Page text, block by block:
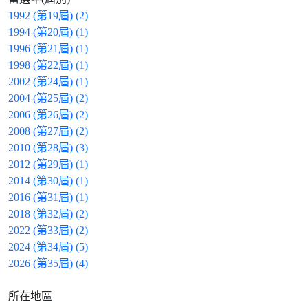
1992 (第19屆) (2)
1994 (第20屆) (1)
1996 (第21屆) (1)
1998 (第22屆) (1)
2002 (第24屆) (1)
2004 (第25屆) (2)
2006 (第26屆) (2)
2008 (第27屆) (2)
2010 (第28屆) (3)
2012 (第29屆) (1)
2014 (第30屆) (1)
2016 (第31屆) (1)
2018 (第32屆) (2)
2022 (第33屆) (2)
2024 (第34屆) (5)
2026 (第35屆) (4)
所在地區